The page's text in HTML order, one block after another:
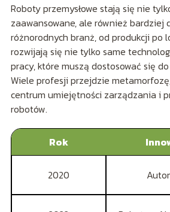
Roboty przemysłowe stają się nie
zaawansowane, ale również bardziej
różnorodnych branż, od produkcji po
rozwijają się nie tylko same
pracy, które muszą dostosować się
Wiele profesji przejdzie
centrum umiejętności zarządzania i
robotów.
Rok
2020